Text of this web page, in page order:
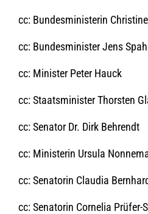
cc: Bundesministerin
cc: Bundesminister Jens
cc: Minister Peter Hauck
cc: Staatsminister Thorsten
cc: Senator Dr. Dirk Behrendt
cc: Ministerin Ursula
cc: Senatorin Claudia
cc: Senatorin Cornelia Prüfer-